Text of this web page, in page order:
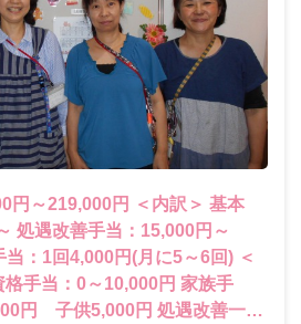
円 ＜内訳＞ 基本
処遇改善手当：15,000円～
：1回4,000円(月に5～6回) ＜
格手当：0～10,000円 家族手
円 子供5,000円 処遇改善一時